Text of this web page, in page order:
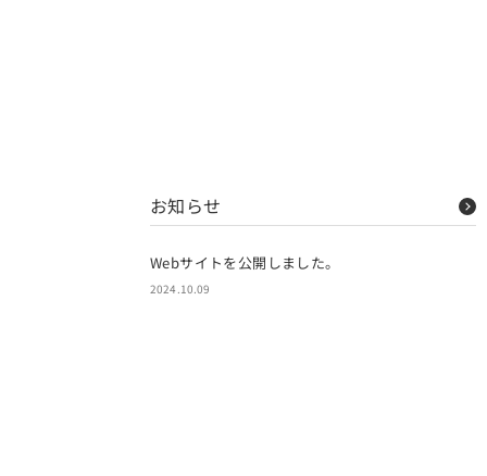
お知らせ
Webサイトを公開しました。
2024.10.09